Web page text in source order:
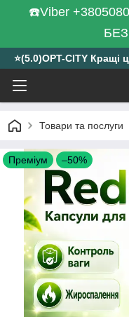
☎️Viber
⭐️(5.0)OPT-CITY Кращі
Товари та послуги
Преміум –50%